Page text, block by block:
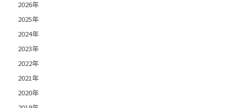
2026年
2025年
2024年
2023年
2022年
2021年
2020年